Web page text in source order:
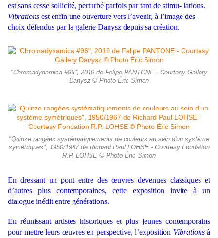
est sans cesse sollicité, perturbé parfois par tant de stimu- lations.
Vibrations est enfin une ouverture vers l’avenir, à l’image des
choix défendus par la galerie Danysz depuis sa création.
"Chromadynamica #96", 2019 de Felipe PANTONE - Courtesy Gallery
Danysz © Photo Éric Simon
"Quinze rangées systématiquements de couleurs au sein d'un système
symétriques", 1950/1967 de Richard Paul LOHSE - Courtesy Fondation
R.P. LOHSE © Photo Éric Simon
En dressant un pont entre des œuvres devenues classiques et
d’autres plus contemporaines, cette exposition invite à un
dialogue inédit entre générations.
En réunissant artistes historiques et plus jeunes contemporains
pour mettre leurs œuvres en perspective, l’exposition Vibrationsà